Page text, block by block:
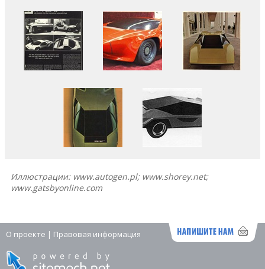
Иллюстрации: www.autogen.pl; www.shorey.net;
www.gatsbyonline.com
О проекте | Правовая информация